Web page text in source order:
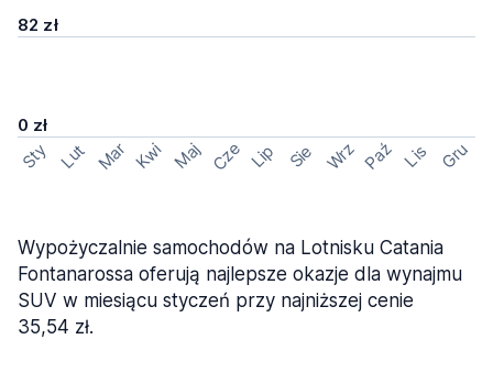
82 zł
0 zł
Sty Lut Mar Kwi Maj Cze Lip Sie Wrz Paź Lis Gru
Wypożyczalnie samochodów na Lotnisku Catania
Fontanarossa oferują najlepsze okazje dla wynajmu
SUV w miesiącu styczeń przy najniższej cenie
35,54 zł.